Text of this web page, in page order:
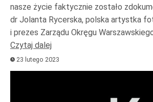
nasze życie faktycznie zostało
dr Jolanta Rycerska, polska artystka
i prezes Zarządu Okręgu
Czytaj dalej
23 lutego 2023